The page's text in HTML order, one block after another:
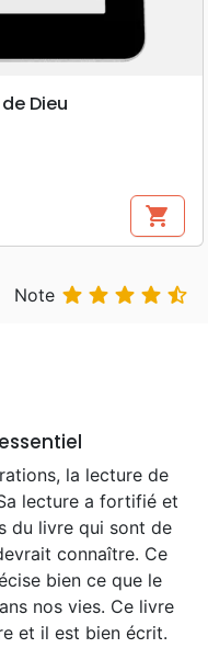
Dieu
shopping_cart
Note     
la lecture de
lecture a fortifié et
du livre qui sont de
connaître. Ce
bien ce que le
nos vies. Ce livre
et il est bien écrit.